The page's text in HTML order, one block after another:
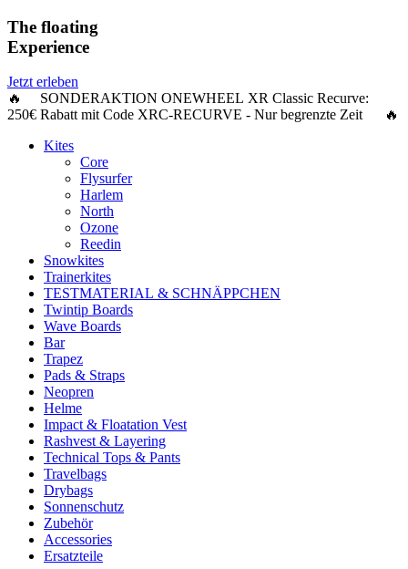
The floating
Experience
Jetzt erleben
🔥 SONDERAKTION ONEWHEEL XR Classic Recurve:
250€ Rabattmit Code XRC-RECURVE - Nur begrenzte Zeit 🔥
Kites
Core
Flysurfer
Harlem
North
Ozone
Reedin
Snowkites
Trainerkites
TESTMATERIAL & SCHNÄPPCHEN
Twintip Boards
Wave Boards
Bar
Trapez
Pads & Straps
Neopren
Helme
Impact & Floatation Vest
Rashvest & Layering
Technical Tops & Pants
Travelbags
Drybags
Sonnenschutz
Zubehör
Accessories
Ersatzteile